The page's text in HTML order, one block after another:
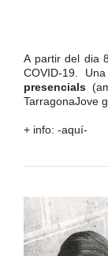
A partir del dia
COVID-19.
presencials
TarragonaJove
+ info: -aquí-